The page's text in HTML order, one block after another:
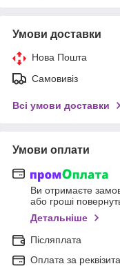
Умови доставки
Нова Пошта
Самовивіз
Всі умови доставки
Умови оплати
Ви отримаєте
або гроші
Детальніше
Післяплата
Оплата за